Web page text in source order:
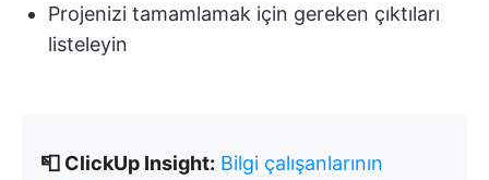
Projenizi tamamlamak için gereken çıktıları
listeleyin
📮 ClickUp Insight: Bilgi çalışanlarının